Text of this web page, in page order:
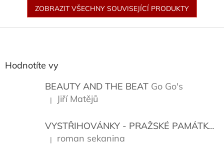
ZOBRAZIT VŠECHNY SOUVISEJÍCÍ PRODUKTY
Hodnotíte vy
BEAUTY AND THE BEAT Go Go's
Hodnocení produktu je 5 z 5 hvězdiček.
| Jiří Matějů
VYSTŘIHOVÁNKY - PRAŽSKÉ PAMÁTKY
Hodnocení produktu je 5 z 5 hvězdiček.
| roman sekanina